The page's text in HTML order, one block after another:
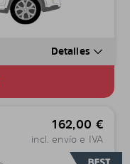
Detalles
162,00 €
incl. envío e IVA